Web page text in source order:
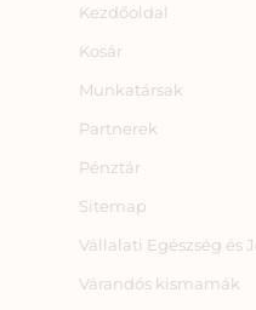
Kezdőoldal
Kosár
Munkatársak
Partnerek
Pénztár
Sitemap
Vállalati Egészség és
Várandós kismamák